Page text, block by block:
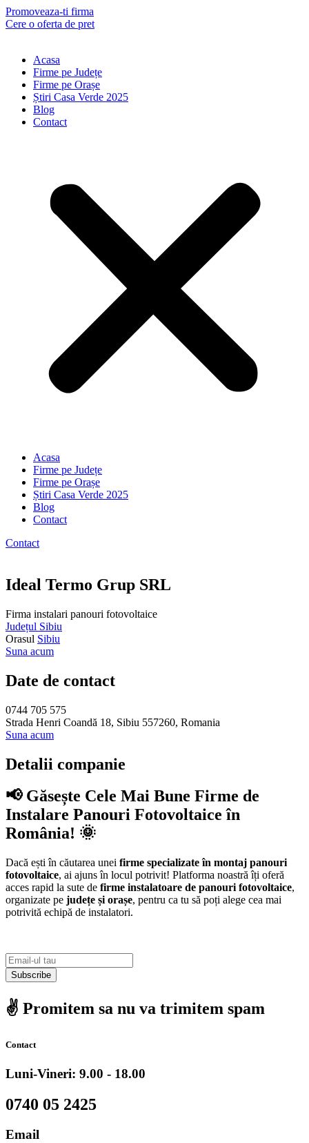
Skip
to
Promoveaza-ti firma
Cere o oferta de pret
Acasa
Firme pe Județe
Firme pe Orașe
Știri Casa Verde 2025
Blog
Contact
Acasa
Firme pe Județe
Firme pe Orașe
Știri Casa Verde 2025
Blog
Contact
Contact
Ideal Termo Grup SRL
Firma instalari panouri fotovoltaice
Județul Sibiu
Orasul Sibiu
Suna acum
Date de contact
0744 705 575
Strada Henri Coandă 18, Sibiu 557260, Romania
Suna acum
Detalii companie
📢 Găsește Cele Mai Bune Firme de
Instalare Panouri Fotovoltaice în
România! 🌞
Dacă ești în căutarea unei firme specializate în montaj panouri
fotovoltaice, ai ajuns în locul potrivit! Platforma noastră îți oferă
acces rapid la sute de firme instalatoare de panouri fotovoltaice,
organizate pe județe și orașe, pentru ca tu să poți alege cea mai
potrivită echipă de instalatori.
Subscribe
✌️ Promitem sa nu va trimitem spam
Contact
Luni-Vineri: 9.00 - 18.00
0740 05 2425
Email